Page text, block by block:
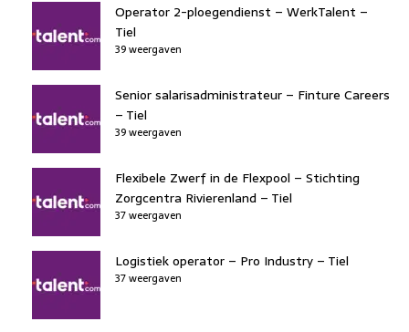
Operator 2-ploegendienst – WerkTalent –
Tiel
39 weergaven
Senior salarisadministrateur – Finture Careers
– Tiel
39 weergaven
Flexibele Zwerf in de Flexpool – Stichting
Zorgcentra Rivierenland – Tiel
37 weergaven
Logistiek operator – Pro Industry – Tiel
37 weergaven